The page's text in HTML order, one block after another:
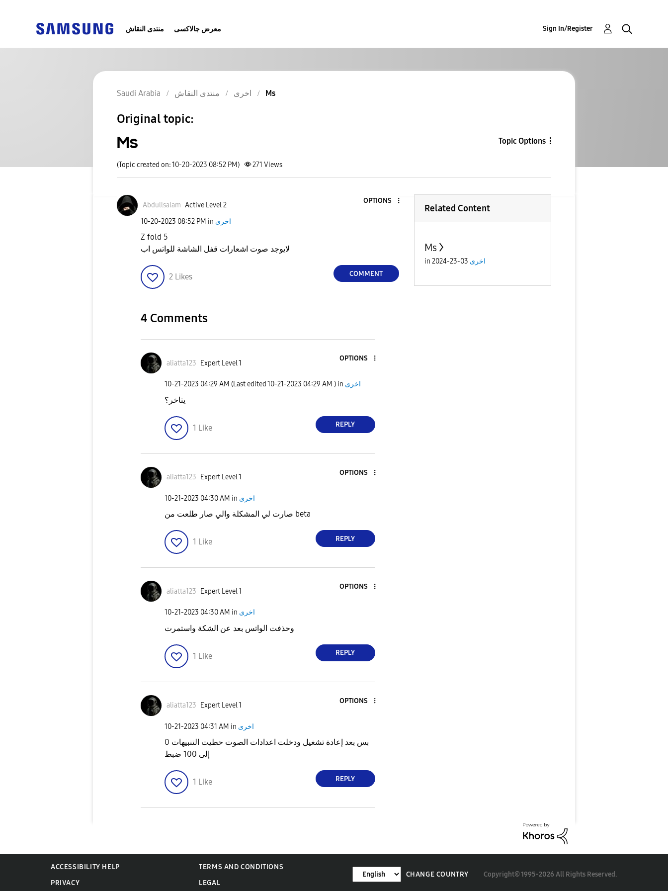
منتدى النقاش معرض جالاكسى Sign In/Register
Saudi Arabia منتدى النقاش اخرى Ms
Original topic:
Ms Topic Options
(Topic created on: 10-20-2023 08:52 PM) 271 Views
Abdullsalam Active Level 2
OPTIONS
‎10-20-2023 08:52 PM in اخرى
Z fold 5
لايوجد صوت اشعارات قفل الشاشة للواتس اب
2 Likes COMMENT
4 Comments
aliatta123 Expert Level 1
OPTIONS
‎10-21-2023 04:29 AM (Last edited ‎10-21-2023 04:29 AM ) in اخرى
يتاخر؟
1 Like REPLY
aliatta123 Expert Level 1
OPTIONS
‎10-21-2023 04:30 AM in اخرى
صارت لي المشكلة والي صار طلعت من beta
1 Like REPLY
aliatta123 Expert Level 1
OPTIONS
‎10-21-2023 04:30 AM in اخرى
وحذفت الواتس بعد عن الشكة واستمرت
1 Like REPLY
aliatta123 Expert Level 1
OPTIONS
‎10-21-2023 04:31 AM in اخرى
بس بعد إعادة تشغيل ودخلت اعدادات الصوت حطيت التنبيهات 0
إلى 100 ضبط
1 Like REPLY
Related Content
Ms
in اخرى 03-23-2024
ACCESSIBILITY HELP
TERMS AND CONDITIONS
PRIVACY
LEGAL
CHANGE COUNTRY Copyright© 1995-2026 All Rights Reserved.